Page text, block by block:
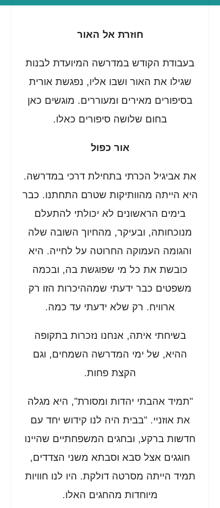
חוזרת אל האור
בעבודת הקודש במדרשה המיועדת לבנות
שגילו את האור ושבו אליו, נפגשת אורית
בסיפורים מאירים ומעוררים. מוגשים כאן
בחום שלושה סיפורים כאלו.
אור כפול
את אביגיל הכרתי בתחילת דרכי במדרשה.
היא הייתה מהוותיקות שטרם התחתנו. כבר
בימים הראשונים לא יכולתי להתעלם
מנוכחותה, ובעיקר, מהחיוך השובה שלה
והגומה העמוקה החרוטה על לחייה. היא
כובשת את כל מי שפוגשת בה, ובכמה
משפטים כבר ידעתי שמההיכרות הזו רק
ארוויח. רק שלא ידעתי עד כמה.
בשיחתי איתה, אנחנו נזכרות בתקופה
ההיא, של ימי המדרשה השמחים, וגם
הקצת פחות.
"תמיד אהבתי יהדות ומסורת", היא מגלה
את אוזניי. "בבית היה לנו קידוש יחד עם
חדשות ברקע, ובחגים המשפחתיים שהיינו
חוגגים אצל סבא וסבתא משני הצדדים,
תמיד הייתה מסרטה דולקת. היו לנו חוויות
מיוחדות מהחגים האלו.